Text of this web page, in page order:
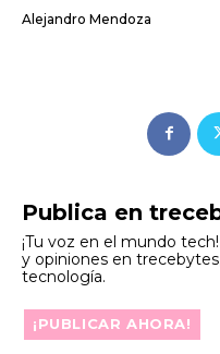
Publica en
¡Tu voz en el mundo
y opiniones en
tecnología.
¡PUBLICAR AHORA!
Alejandro Mendoza